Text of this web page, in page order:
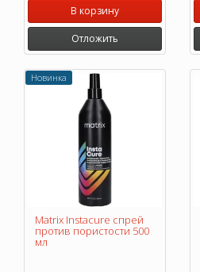
В корзину
Отложить
Новинка
Matrix Instacure cпрей
против пористости 500
мл